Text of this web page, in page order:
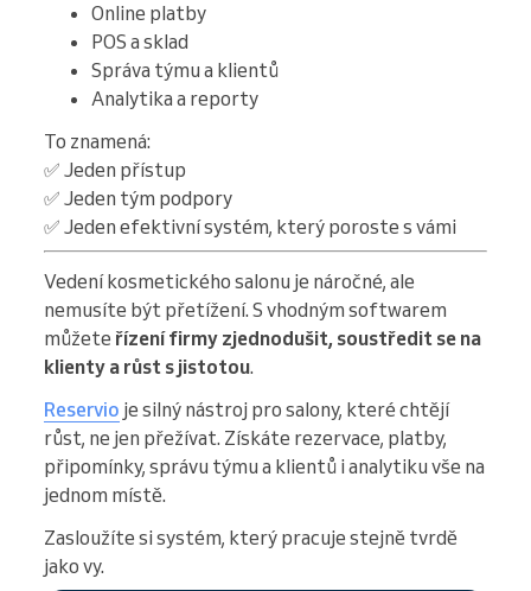
Online platby
POS a sklad
Správa týmu a klientů
Analytika a reporty
To znamená:
✅ Jeden přístup
✅ Jeden tým podpory
✅ Jeden efektivní systém, který poroste s vámi
Vedení kosmetického salonu je náročné, ale
nemusíte být přetížení. S vhodným softwarem
můžete řízení firmy zjednodušit, soustředit se na
klienty a růst s jistotou.
Reservio je silný nástroj pro salony, které chtějí
růst, ne jen přežívat. Získáte rezervace, platby,
připomínky, správu týmu a klientů i analytiku vše na
jednom místě.
Zasloužíte si systém, který pracuje stejně tvrdě
jako vy.